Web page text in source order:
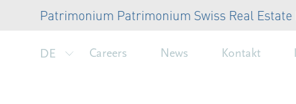
Patrimonium Patrimonium Swiss Real
DE Careers News Kontakt